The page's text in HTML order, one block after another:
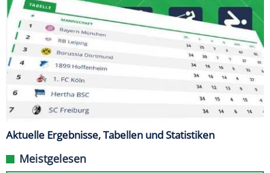
Aktuelle Ergebnisse, Tabellen und Statistiken
Meistgelesen